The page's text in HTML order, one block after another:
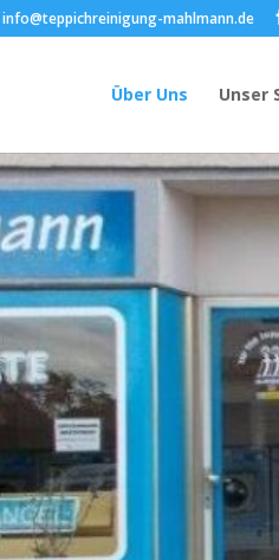
info@teppichreinigung-mahlmann.de
Über Uns Unser